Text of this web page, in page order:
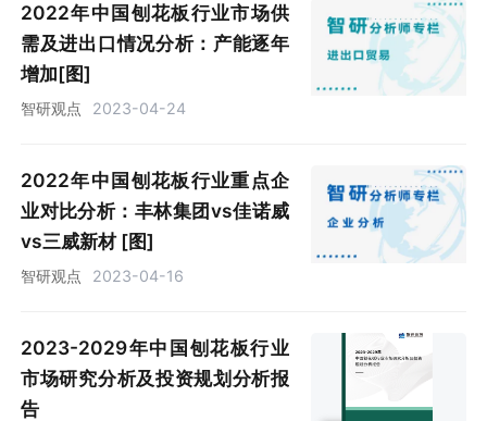
2022年中国刨花板行业市场供
需及进出口情况分析：产能逐年
增加[图]
智研观点 2023-04-24
2022年中国刨花板行业重点企
业对比分析：丰林集团vs佳诺威
vs三威新材 [图]
智研观点 2023-04-16
2023-2029年中国刨花板行业
市场研究分析及投资规划分析报
告